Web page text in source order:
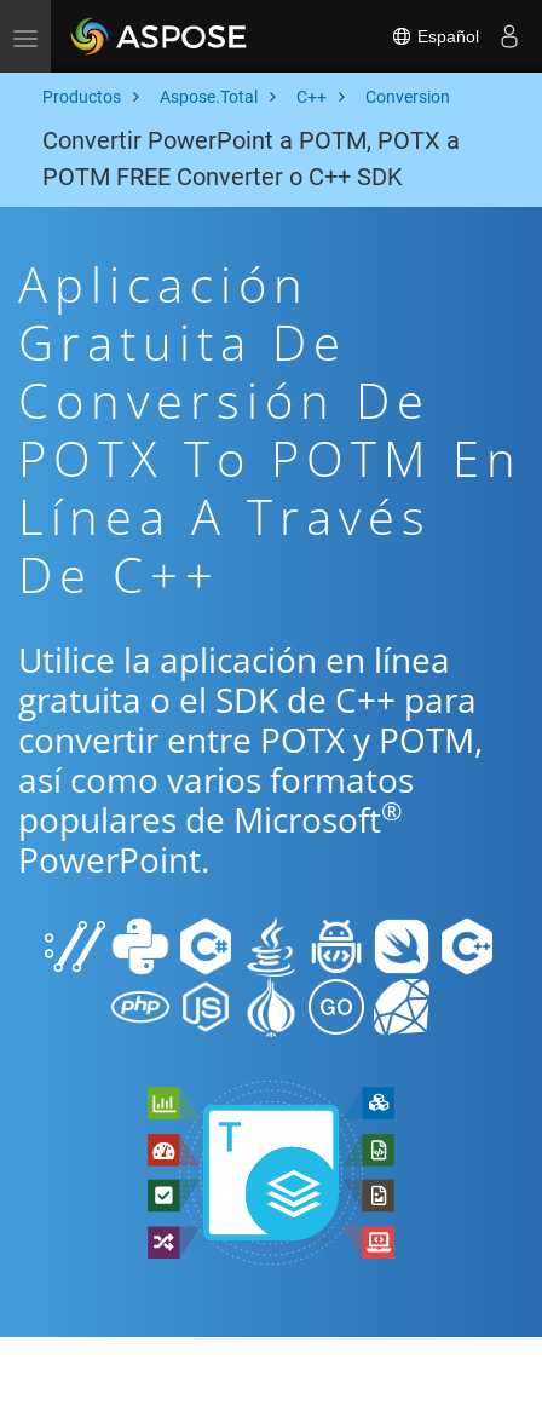
Toggle navigation Español
Productos Aspose.Total C++ Conversion
Convertir PowerPoint a POTM, POTX a
POTM FREE Converter o C++ SDK
Aplicación
Gratuita De
Conversión De
POTX To POTM En
Línea A Través
De C++
Utilice la aplicación en línea
gratuita o el SDK de C++ para
convertir entre POTX y POTM,
así como varios formatos
populares de Microsoft®
PowerPoint.